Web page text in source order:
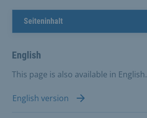
Seiteninhalt
English
This page is also available in English.
English version